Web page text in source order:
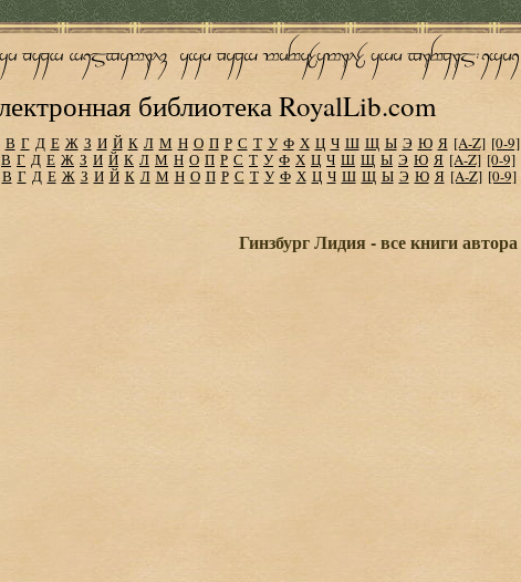
библиотека RoyalLib.com
В Г Д Е Ж З И Й К Л М Н О П Р С Т У Ф Х Ц Ч Ш Щ Ы Э Ю Я [A-Z] [0-9]
В Г Д Е Ж З И Й К Л М Н О П Р С Т У Ф Х Ц Ч Ш Щ Ы Э Ю Я [A-Z] [0-9]
В Г Д Е Ж З И Й К Л М Н О П Р С Т У Ф Х Ц Ч Ш Щ Ы Э Ю Я [A-Z] [0-9]
Гинзбург Лидия - все книги автора